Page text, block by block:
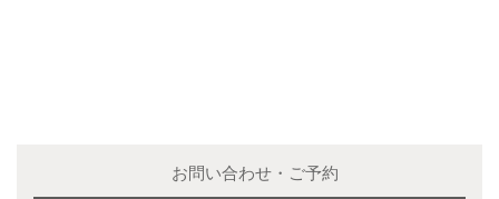
お問い合わせ・ご予約